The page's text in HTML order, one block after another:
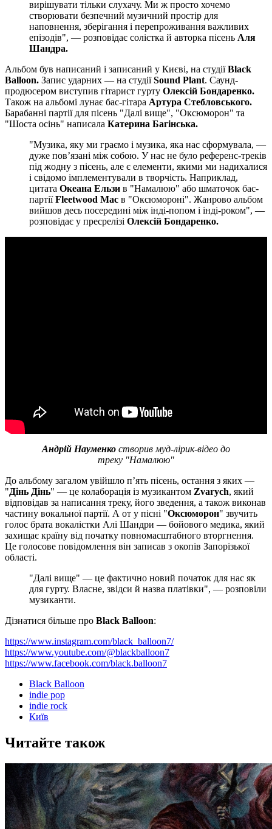
вирішувати тільки слухачу. Ми ж просто хочемо
створювати безпечний музичний простір для
наповнення, зберігання і перепроживання важливих
епізодів", — розповідає солістка й авторка пісень Аля
Шандра.
Альбом був написаний і записаний у Києві, на студіїBlack
Balloon. Запис ударних — на студіїSound Plant. Саунд-
продюсером виступив гітарист гурту Олексій Бондаренко.
Також на альбомі лунає бас-гітара Артура Стебловського.
Барабанні партії для пісень "Далі вище", "Оксюморон" та
"Шоста осінь" написала Катерина Багінська.
"Музика, яку ми граємо і музика, яка нас сформувала, —
дуже повʼязані між собою. У нас не було референс-треків
під жодну з пісень, але є елементи, якими ми надихалися
і свідомо імплементували в творчість. Наприклад,
цитата Океана Ельзи в "Намалюю" або шматочок бас-
партіїFleetwood Mac в "Оксюмороні". Жанрово альбом
вийшов десь посередині між інді-попом і інді-роком", —
розповідає у пресрелізі Олексій Бондаренко.
Андрій Науменко створив муд-лірик-відео до
треку "Намалюю"
До альбому загалом увійшло пʼять пісень, остання з яких —
"Дінь Дінь" — це колаборація із музикантом Zvarych, який
відповідав за написання треку, його зведення, а також виконав
частину вокальної партії. А от у пісні "Оксюморон" звучить
голос брата вокалістки Алі Шандри — бойового медика, який
захищає країну від початку повномасштабного вторгнення.
Це голосове повідомлення він записав з окопів Запорізької
області.
"Далі вище" — це фактично новий початок для нас як
для гурту. Власне, звідси й назва платівки", — розповіли
музиканти.
Дізнатися більше про Black Balloon:
https://www.instagram.com/black_balloon7/
https://www.youtube.com/@blackballoon7
https://www.facebook.com/black.balloon7
Black Balloon
indie pop
indie rock
Київ
Читайте також